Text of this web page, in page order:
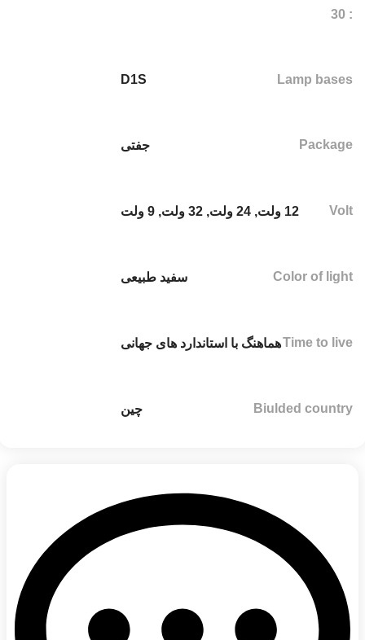
: 30
Lamp bases
D1S
Package جفتی
Volt 12 ولت , 24 ولت , 32 ولت , 9 ولت
Color of light سفید طبیعی
Time to liveهماهنگ با استاندارد های جهانی
Biulded country چین